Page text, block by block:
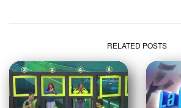
RELATED POSTS